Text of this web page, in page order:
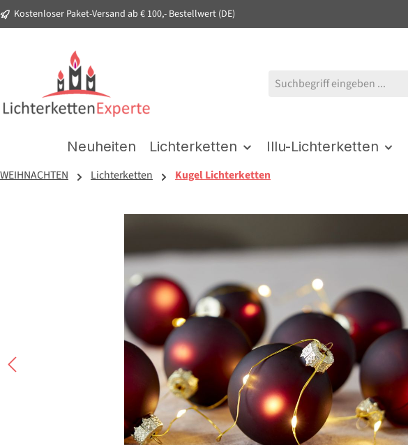
Zur Hauptnavigation springen
Kostenloser Paket-Versand ab € 100,- Bestellwert (DE)
Neuheiten Lichterketten Illu-Lichterketten
WEIHNACHTEN Lichterketten Kugel Lichterketten